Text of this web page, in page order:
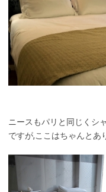
ニースもパリと同じくシ
ですが,ここはちゃんとあ